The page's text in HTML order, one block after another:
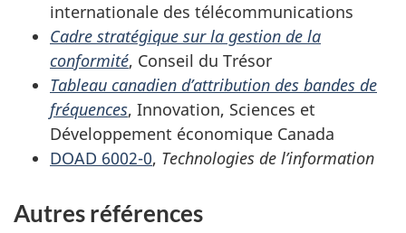
internationale des télécommunications
Cadre stratégique sur la gestion de la
conformité, Conseil du Trésor
Tableau canadien d’attribution des bandes de
fréquences, Innovation, Sciences et
Développement économique Canada
DOAD 6002-0, Technologies de l’information
Autres références